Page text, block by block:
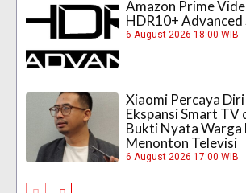
Amazon Prime
HDR10+ Advanced
6 August 2026 18:00 WIB
Xiaomi Percaya
Ekspansi Smart TV
Bukti Nyata
Menonton Televisi
6 August 2026 17:00 WIB